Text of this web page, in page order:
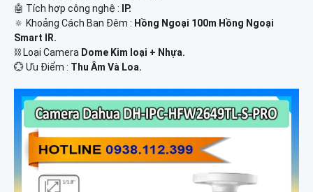
🤖️ Tích hợp công nghệ :
IP.
🔅 Khoảng Cách Ban Đêm : Hồng Ngoại 100m Hồng Ngoại
Smart IR.
⛓ Loại Camera Dome Kim loại + Nhựa.
️💮 Ưu Điểm : Thu Âm Và Loa.